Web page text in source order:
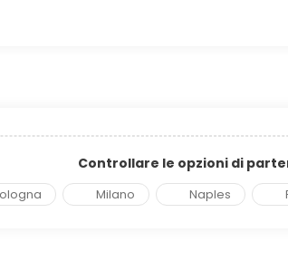
Controllare le opzioni di
Milano Naples